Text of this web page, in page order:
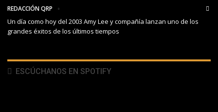
REDACCIÓN QRP
Un día como hoy del 2003 Amy Lee y compañía lanzan uno de los
grandes éxitos de los últimos tiempos
ESCÚCHANOS EN SPOTIFY